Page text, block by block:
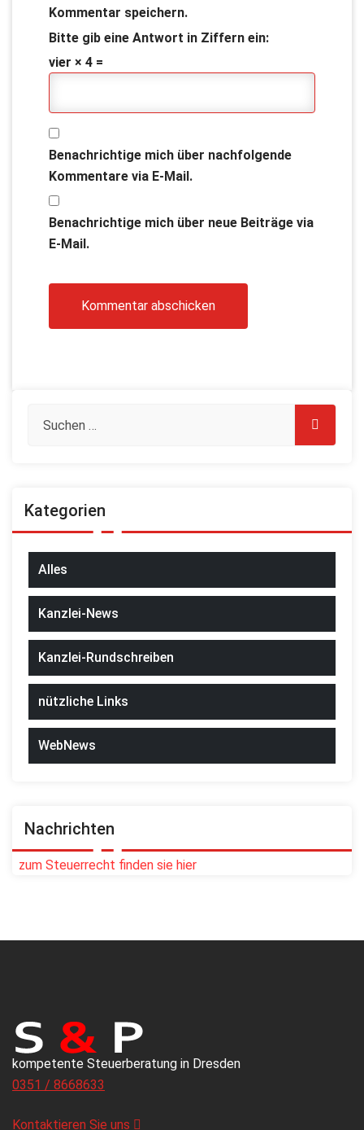
Kommentar speichern.
Bitte gib eine Antwort in Ziffern ein:
vier × 4 =
Benachrichtige mich über nachfolgende
Kommentare via E-Mail.
Benachrichtige mich über neue Beiträge via
E-Mail.
Kategorien
Alles
Kanzlei-News
Kanzlei-Rundschreiben
nützliche Links
WebNews
Nachrichten
zum Steuerrecht finden sie hier
kompetente Steuerberatung in Dresden
0351 / 8668633
Kontaktieren Sie uns